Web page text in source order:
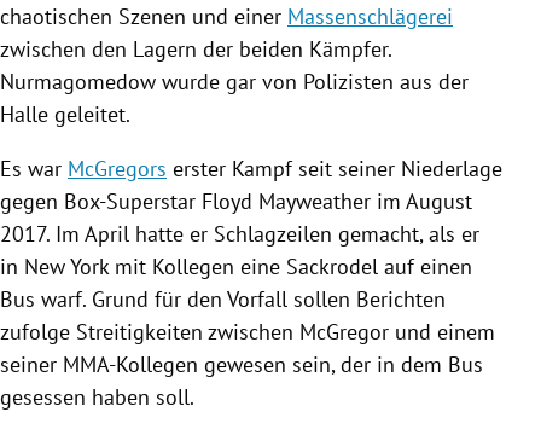
Untermenü
Untermenü
Untermenü
Untermenü
chaotischen Szenen und einer Massenschlägerei
zwischen den Lagern der beiden Kämpfer.
Nurmagomedow wurde gar von Polizisten aus der
Halle geleitet.
Es war McGregors erster Kampf seit seiner Niederlage
gegen Box-Superstar Floyd Mayweather im August
2017. Im April hatte er Schlagzeilen gemacht, als er
in New York mit Kollegen eine Sackrodel auf einen
Bus warf. Grund für den Vorfall sollen Berichten
zufolge Streitigkeiten zwischen McGregor und einem
seiner MMA-Kollegen gewesen sein, der in dem Bus
gesessen haben soll.